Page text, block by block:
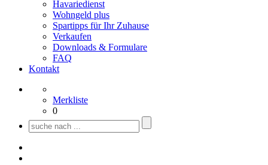
Havariedienst
Wohngeld plus
Spartipps für Ihr Zuhause
Verkaufen
Downloads & Formulare
FAQ
Kontakt
Merkliste
0